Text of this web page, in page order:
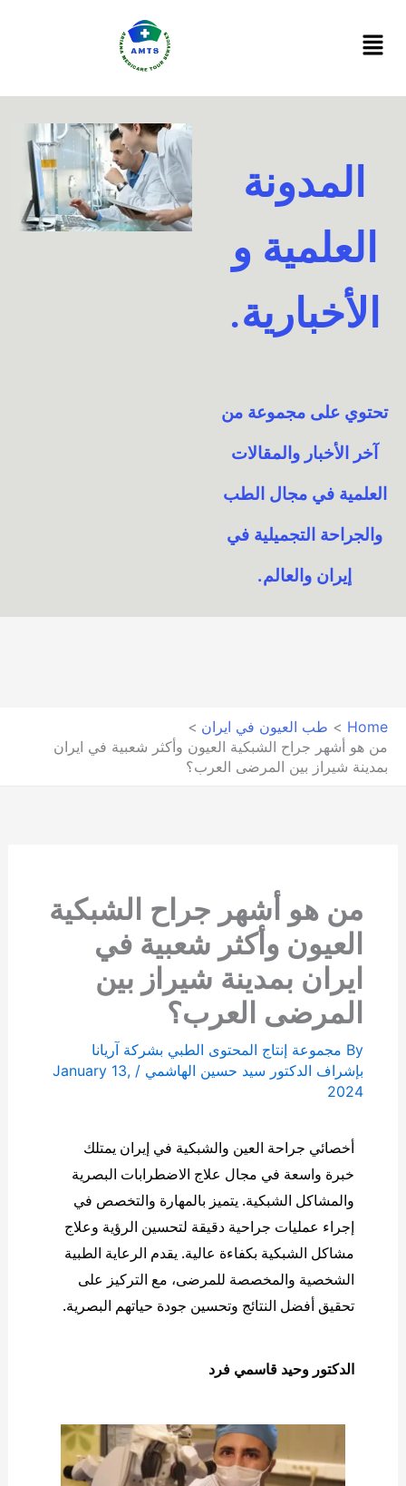
المدونة
العلمية و
الأخبارية.
تحتوي على مجموعة من
آخر الأخبار والمقالات
العلمية في مجال الطب
والجراحة التجميلية في
إيران والعالم.​
Home
طب العيون في ايران
من هو أشهر جراح الشبكية العيون وأكثر شعبية في ايران
بمدينة شيراز بين المرضى العرب؟
من هو أشهر جراح الشبكية
العيون وأكثر شعبية في
ايران بمدينة شيراز بين
المرضى العرب؟
By مجموعة إنتاج المحتوى الطبي بشركة آریانا
بإشراف الدكتور سيد حسين الهاشمي/
January 13,
2024
تحقيق أفضل النتائج وتحسين جودة حياتهم البصرية.
الدکتور وحید قاسمي فرد